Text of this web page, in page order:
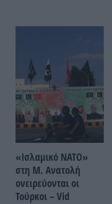
«Ισλαμικό ΝΑΤΟ»
στη Μ. Ανατολή
ονειρεύονται οι
Τούρκοι – Vid